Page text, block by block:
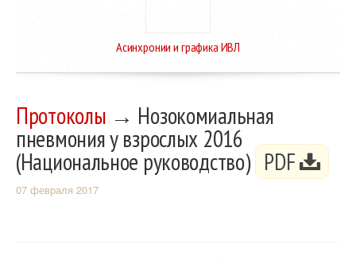
Асинхронии и графика ИВЛ
Протоколы → Нозокомиальная
пневмония у взрослых 2016
(Национальное руководство) PDF
07 февраля 2017